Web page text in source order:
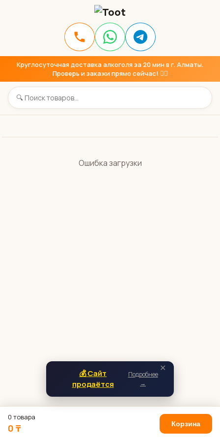
Круглосуточная доставка алкоголя за 20 мин в г. Алматы.
Проверь и закажи прямо сейчас! 👇🏼
Ошибка загрузки
✕
💰 Сайт
продаётся
Подробнее
→
0 товара
0 ₸ Корзина